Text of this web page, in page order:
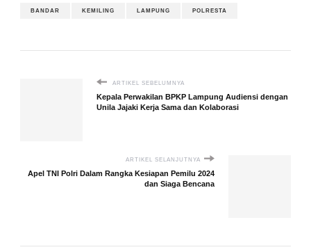
BANDAR KEMILING LAMPUNG POLRESTA
ARTIKEL SEBELUMNYA
Kepala Perwakilan BPKP Lampung Audiensi dengan
Unila Jajaki Kerja Sama dan Kolaborasi
ARTIKEL SELANJUTNYA
Apel TNI Polri Dalam Rangka Kesiapan Pemilu 2024
dan Siaga Bencana